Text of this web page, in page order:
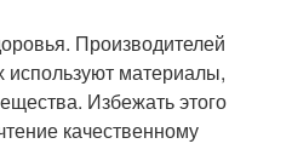
Производителей
используют материалы,
Избежать этого
качественному